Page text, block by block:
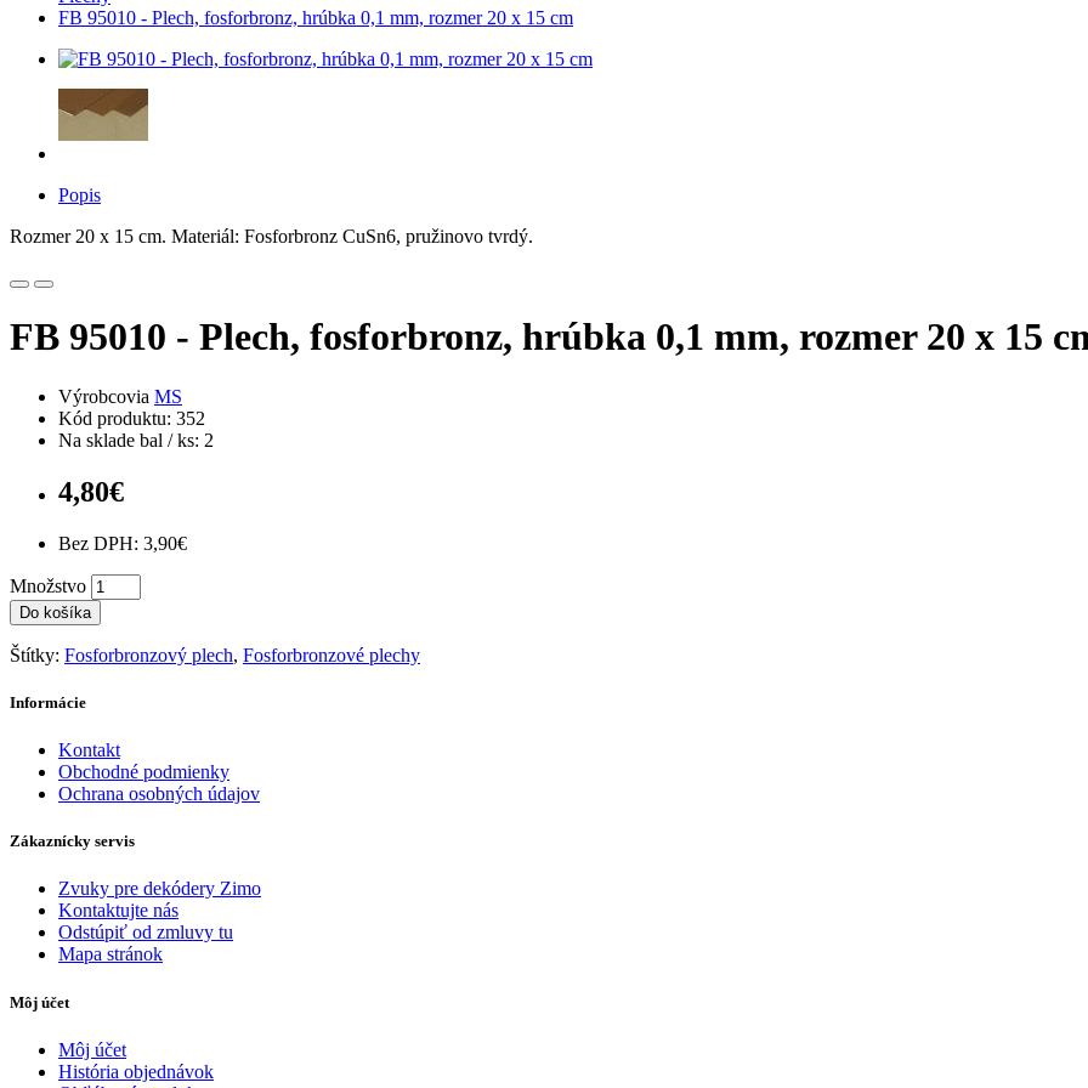
FB 95010 - Plech, fosforbronz, hrúbka 0,1 mm, rozmer 20 x 15 cm
Popis
Rozmer 20 x 15 cm. Materiál: Fosforbronz CuSn6, pružinovo tvrdý.
FB 95010 - Plech, fosforbronz, hrúbka 0,1 mm, rozmer 20 x 15
Výrobcovia MS
Kód produktu: 352
Na sklade bal / ks: 2
4,80€
Bez DPH: 3,90€
Množstvo
Do košíka
Štítky: Fosforbronzový plech, Fosforbronzové plechy
Informácie
Kontakt
Obchodné podmienky
Ochrana osobných údajov
Zákaznícky servis
Zvuky pre dekódery Zimo
Kontaktujte nás
Odstúpiť od zmluvy tu
Mapa stránok
Môj účet
Môj účet
História objednávok